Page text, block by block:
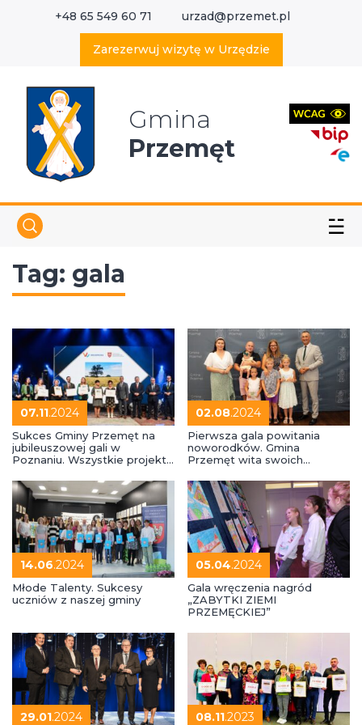
+48 65 549 60 71 urzad@przemet.pl
Zarezerwuj wizytę w Urzędzie
Gmina
Przemęt
☱
Tag: gala
07.11.2024
Sukces Gminy Przemęt na
jubileuszowej gali w
Poznaniu. Wszystkie projekty
02.08.2024
Pierwsza gala powitania
noworodków. Gmina
Przemęt wita swoich
14.06.2024
Młode Talenty. Sukcesy
uczniów z naszej gminy
05.04.2024
Gala wręczenia nagród
„ZABYTKI ZIEMI
PRZEMĘCKIEJ”
29.01.2024 08.11.2023
Wyszukaj w serwisie